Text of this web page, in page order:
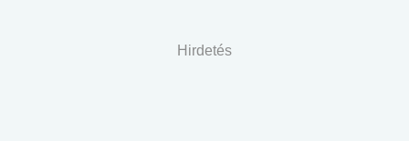
Hirdetés